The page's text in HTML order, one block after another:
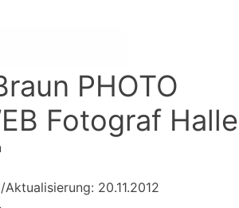
PHOTO
Fotograf Halle
20.11.2012